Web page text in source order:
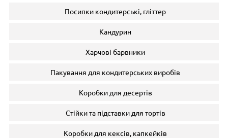
Посипки кондитерські, гліттер
Кандурин
Харчові барвники
Пакування для кондитерських виробів
Коробки для десертів
Стійки та підставки для тортів
Коробки для кексів, капкейків